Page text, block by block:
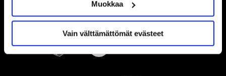
Muokkaa
Vain välttämättömät evästeet